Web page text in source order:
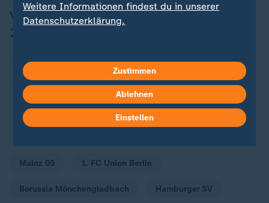
Vereine in der Fußball-Bundesliga
2026/27
FC Bayern München Borussia Dortmund
RB Leipzig VfB Stuttgart
TSG 1899 Hoffenheim Bayer Leverkusen
Mainz 05 1. FC Union Berlin
Borussia Mönchengladbach Hamburger SV
Weitere Informationen findest du in unserer
Datenschutzerklärung.
Zustimmen
Ablehnen
Einstellen